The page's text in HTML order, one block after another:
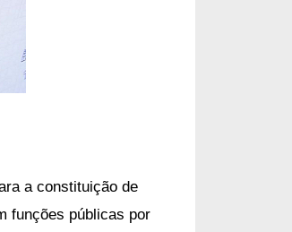
a constituição de
funções públicas por